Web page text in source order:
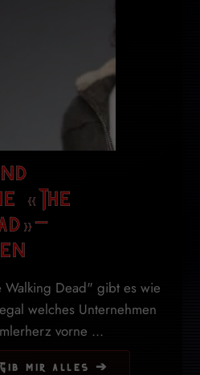
«The
Dead" gibt es wie
welches Unternehmen
vorne ...
mir alles ➔